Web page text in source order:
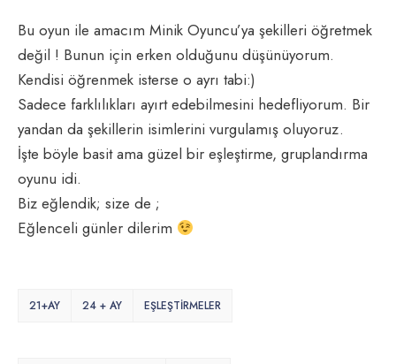
Bu oyun ile amacım Minik Oyuncu’ya şekilleri öğretmek
değil ! Bunun için erken olduğunu düşünüyorum.
Kendisi öğrenmek isterse o ayrı tabi:)
Sadece farklılıkları ayırt edebilmesini hedefliyorum. Bir
yandan da şekillerin isimlerini vurgulamış oluyoruz.
İşte böyle basit ama güzel bir eşleştirme, gruplandırma
oyunu idi.
Biz eğlendik; size de ;
Eğlenceli günler dilerim
21+AY 24 + AY EŞLEŞTIRMELER